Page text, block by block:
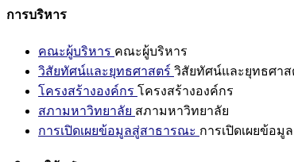
การบริหาร
คณะผู้บริหาร คณะผู้บริหาร
วิสัยทัศน์และยุทธศาสตร์ วิสัยทัศน์และยุทธศาส
โครงสร้างองค์กร โครงสร้างองค์กร
สภามหาวิทยาลัย สภามหาวิทยาลัย
การเปิดเผยข้อมูลสู่สาธารณะ การเปิดเผยข้อมู